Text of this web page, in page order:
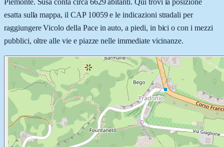
esatta sulla mappa, il CAP 10059 e le indicazioni stradali per
raggiungere Vicolo della Pace in auto, a piedi, in bici o con i mezzi
pubblici, oltre alle vie e piazze nelle immediate vicinanze.